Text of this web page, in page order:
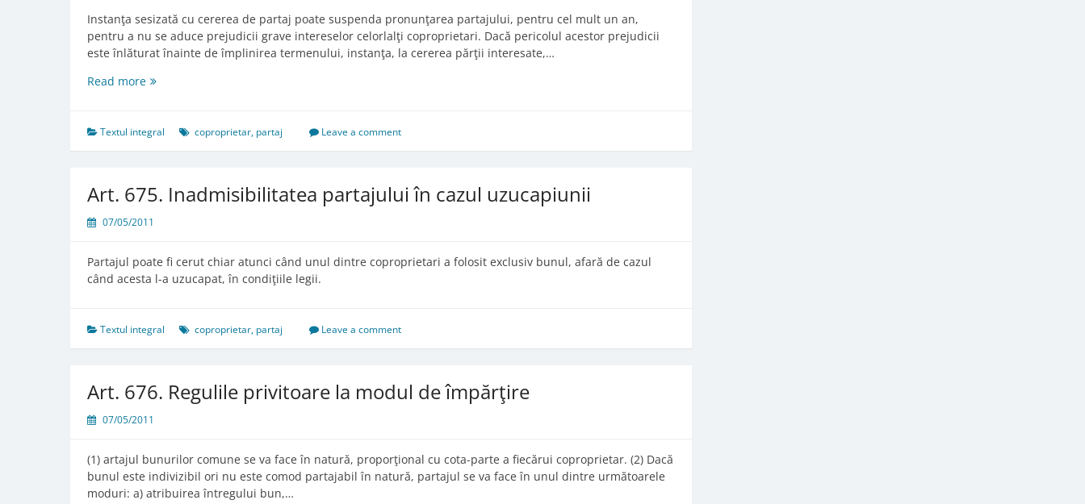
Instanţa sesizată cu cererea de partaj poate suspenda pronunţarea partajului, pentru cel mult un an,
pentru a nu se aduce prejudicii grave intereselor celorlalţi coproprietari. Dacă pericolul acestor prejudicii
este înlăturat înainte de împlinirea termenului, instanţa, la cererea părţii interesate,…
Read moreArt.
pronunţării
partajului
judecătorească
Textul integral coproprietar, partaj Leave a comment
Art. 675. Inadmisibilitatea partajului în cazul uzucapiunii
07/05/2011
Partajul poate fi cerut chiar atunci când unul dintre coproprietari a folosit exclusiv bunul, afară de cazul
când acesta l-a uzucapat, în condiţiile legii.
Textul integral coproprietar, partaj Leave a comment
Art. 676. Regulile privitoare la modul de împărţire
07/05/2011
(1) artajul bunurilor comune se va face în natură, proporţional cu cota-parte a fiecărui coproprietar. (2) Dacă
bunul este indivizibil ori nu este comod partajabil în natură, partajul se va face în unul dintre următoarele
moduri: a) atribuirea întregului bun,…